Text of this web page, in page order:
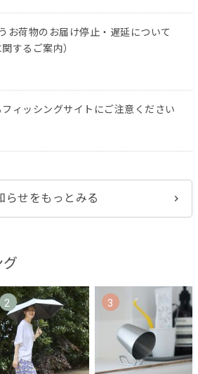
お荷物のお届け停止・遅延について
するご案内）
フィッシングサイトにご注意ください
らせをもっとみる
2 3